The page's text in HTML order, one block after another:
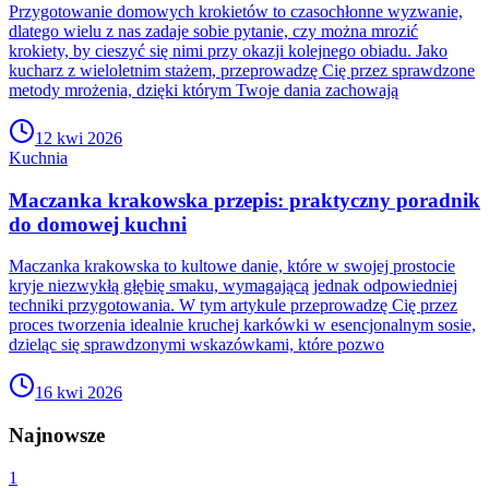
Przygotowanie domowych krokietów to czasochłonne wyzwanie,
dlatego wielu z nas zadaje sobie pytanie, czy można mrozić
krokiety, by cieszyć się nimi przy okazji kolejnego obiadu. Jako
kucharz z wieloletnim stażem, przeprowadzę Cię przez sprawdzone
metody mrożenia, dzięki którym Twoje dania zachowają
12 kwi 2026
Kuchnia
Maczanka krakowska przepis: praktyczny poradnik
do domowej kuchni
Maczanka krakowska to kultowe danie, które w swojej prostocie
kryje niezwykłą głębię smaku, wymagającą jednak odpowiedniej
techniki przygotowania. W tym artykule przeprowadzę Cię przez
proces tworzenia idealnie kruchej karkówki w esencjonalnym sosie,
dzieląc się sprawdzonymi wskazówkami, które pozwo
16 kwi 2026
Najnowsze
1